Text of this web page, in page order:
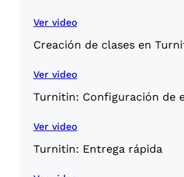
Ver video
Creación de clases en
Ver video
Turnitin: Configuración de
Ver video
Turnitin: Entrega rápida